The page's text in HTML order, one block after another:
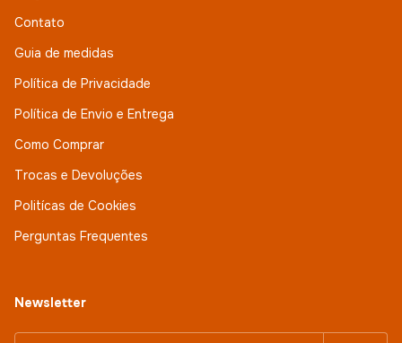
Contato
Guia de medidas
Política de Privacidade
Política de Envio e Entrega
Como Comprar
Trocas e Devoluções
Politícas de Cookies
Perguntas Frequentes
Newsletter